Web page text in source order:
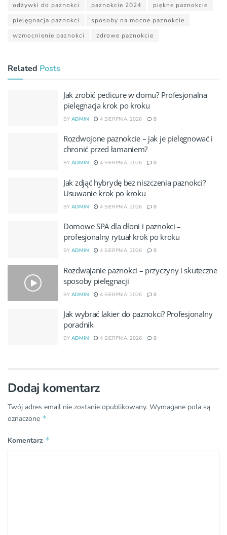
odżywki do paznokci
paznokcie 2024
piękne paznokcie
pielęgnacja paznokci
sposoby na mocne paznokcie
wzmocnienie paznokci
zdrowe paznokcie
Related Posts
Jak zrobić pedicure w domu? Profesjonalna
pielęgnacja krok po kroku
BY ADMIN 4 SIERPNIA, 2026 0
Rozdwojone paznokcie – jak je pielęgnować i
chronić przed łamaniem?
BY ADMIN 4 SIERPNIA, 2026 0
Jak zdjąć hybrydę bez niszczenia paznokci?
Usuwanie krok po kroku
BY ADMIN 4 SIERPNIA, 2026 0
Domowe SPA dla dłoni i paznokci –
profesjonalny rytuał krok po kroku
BY ADMIN 4 SIERPNIA, 2026 0
Rozdwajanie paznokci – przyczyny i skuteczne
sposoby pielęgnacji
BY ADMIN 4 SIERPNIA, 2026 0
Jak wybrać lakier do paznokci? Profesjonalny
poradnik
BY ADMIN 4 SIERPNIA, 2026 0
Dodaj komentarz
Twój adres email nie zostanie opublikowany. Wymagane pola są
oznaczone *
Komentarz *